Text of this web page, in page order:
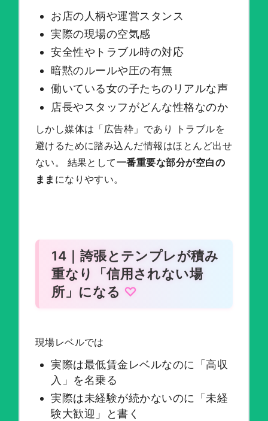
お店の人柄や運営スタンス
実際の現場の空気感
安全性やトラブル時の対応
暗黙のルールや圧の有無
働いている女の子たちのリアルな声
店長やスタッフがどんな性格なのか
しかし媒体は「広告枠」であり トラブルを
避けるために踏み込んだ情報はほとんど出せ
ない。 結果として一番重要な部分が空白の
まま になりやすい。
14｜誇張とテンプレが積み
重なり「信用されない場
所」になる
現場レベルでは
実際は最低賃金レベルなのに「高収
入」を名乗る
実際は未経験が続かないのに「未経
験大歓迎」と書く